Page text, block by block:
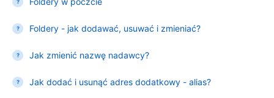
Foldery - jak dodawać, usuwać i zmieniać?
Jak zmienić nazwę nadawcy?
Jak dodać i usunąć adres dodatkowy - alias?